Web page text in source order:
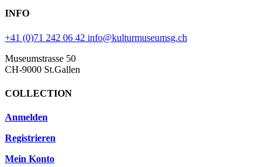
INFO
+41 (0)71 242 06 42 info@kulturmuseumsg.ch
Museumstrasse 50
CH-9000 St.Gallen
COLLECTION
Anmelden
Registrieren
Mein Konto